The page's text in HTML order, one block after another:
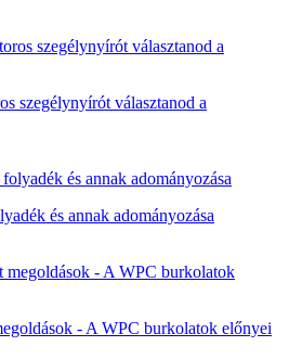
szegélynyírót választanod a
és annak adományozása
- A WPC burkolatok előnyei